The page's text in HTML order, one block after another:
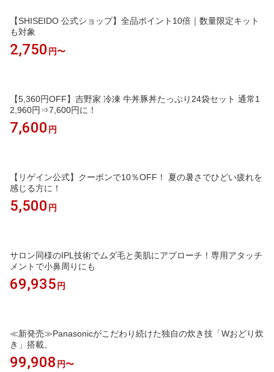
【SHISEIDO 公式ショップ】全品ポイント10倍｜数量限定キット
も対象
2,750 円〜
【5,360円OFF】吉野家 冷凍 牛丼豚丼たっぷり24袋セット 通常1
2,960円⇒7,600円に！
7,600 円
【リゲイン公式】クーポンで10％OFF！ 夏の暑さでひどい疲れを
感じる方に！
5,500 円
サロン同様のIPL技術でムダ毛と美肌にアプローチ！専用アタッチ
メントで小鼻周りにも
69,935 円
≪新発売≫Panasonicがこだわり続けた独自の炊き技「Wおどり炊
き」搭載。
99,908 円〜